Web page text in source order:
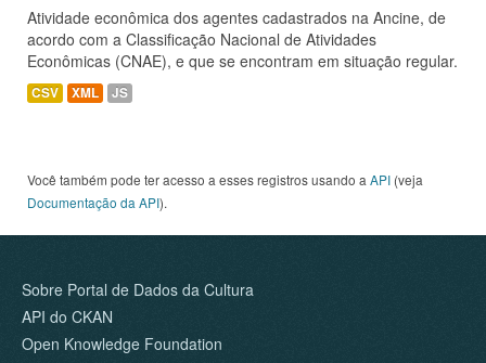
Atividade econômica dos agentes cadastrados na Ancine, de
acordo com a Classificação Nacional de Atividades
Econômicas (CNAE), e que se encontram em situação regular.
CSV XML JS
Você também pode ter acesso a esses registros usando a API (veja
Documentação da API).
Sobre Portal de Dados da Cultura
API do CKAN
Open Knowledge Foundation